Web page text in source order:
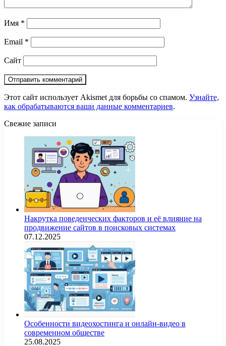
Имя *
Email *
Сайт
Этот сайт использует Akismet для борьбы со спамом. Узнайте,
как обрабатываются ваши данные комментариев.
Свежие записи
Накрутка поведенческих факторов и её влияние на
продвижение сайтов в поисковых системах
07.12.2025
Особенности видеохостинга и онлайн-видео в
современном обществе
25.08.2025